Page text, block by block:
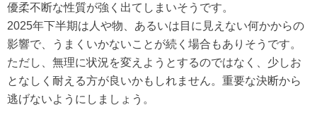
優柔不断な性質が強く出てしまいそうです。
2025年下半期は人や物、あるいは目に見えない何かからの
影響で、うまくいかないことが続く場合もありそうです。
ただし、無理に状況を変えようとするのではなく、少しお
となしく耐える方が良いかもしれません。重要な決断から
逃げないようにしましょう。